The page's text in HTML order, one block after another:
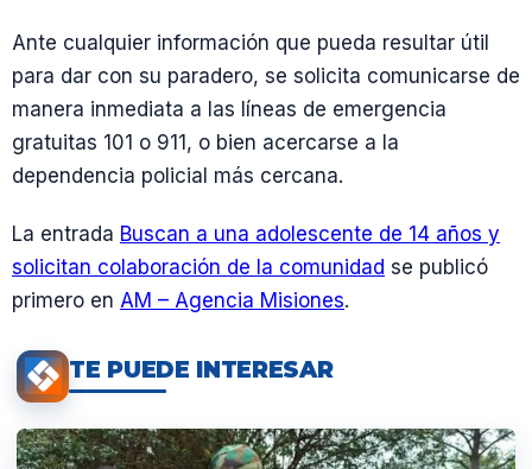
Ante cualquier información que pueda resultar útil
para dar con su paradero, se solicita comunicarse de
manera inmediata a las líneas de emergencia
gratuitas 101 o 911, o bien acercarse a la
dependencia policial más cercana.
La entrada Buscan a una adolescente de 14 años y
solicitan colaboración de la comunidad se publicó
primero en AM – Agencia Misiones.
TE PUEDE INTERESAR